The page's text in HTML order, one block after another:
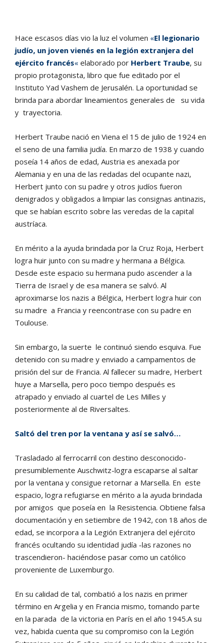
Hace escasos días vio la luz el volumen «El legionario
judío, un joven vienés en la legión extranjera del
ejército francés« elaborado por Herbert Traube, su
propio protagonista, libro que fue editado por el
Instituto Yad Vashem de Jerusalén. La oportunidad se
brinda para abordar lineamientos generales de su vida
y trayectoria.
Herbert Traube nació en Viena el 15 de julio de 1924 en
el seno de una familia judía. En marzo de 1938 y cuando
poseía 14 años de edad, Austria es anexada por
Alemania y en una de las redadas del ocupante nazi,
Herbert junto con su padre y otros judíos fueron
denigrados y obligados a limpiar las consignas antinazis,
que se habían escrito sobre las veredas de la capital
austríaca.
En mérito a la ayuda brindada por la Cruz Roja, Herbert
logra huir junto con su madre y hermana a Bélgica.
Desde este espacio su hermana pudo ascender a la
Tierra de Israel y de esa manera se salvó. Al
aproximarse los nazis a Bélgica, Herbert logra huir con
su madre a Francia y reencontrase con su padre en
Toulouse.
Sin embargo, la suerte le continuó siendo esquiva. Fue
detenido con su madre y enviado a campamentos de
prisión del sur de Francia. Al fallecer su madre, Herbert
huye a Marsella, pero poco tiempo después es
atrapado y enviado al cuartel de Les Milles y
posteriormente al de Riversaltes.
Saltó del tren por la ventana y así se salvó…
Trasladado al ferrocarril con destino desconocido-
presumiblemente Auschwitz-logra escaparse al saltar
por la ventana y consigue retornar a Marsella. En este
espacio, logra refugiarse en mérito a la ayuda brindada
por amigos que poseía en la Resistencia. Obtiene falsa
documentación y en setiembre de 1942, con 18 años de
edad, se incorpora a la Legión Extranjera del ejército
francés ocultando su identidad judía -las razones no
trascendieron- haciéndose pasar como un católico
proveniente de Luxemburgo.
En su calidad de tal, combatió a los nazis en primer
término en Argelia y en Francia mismo, tomando parte
en la parada de la victoria en París en el año 1945.A su
vez, habida cuenta que su compromiso con la Legión